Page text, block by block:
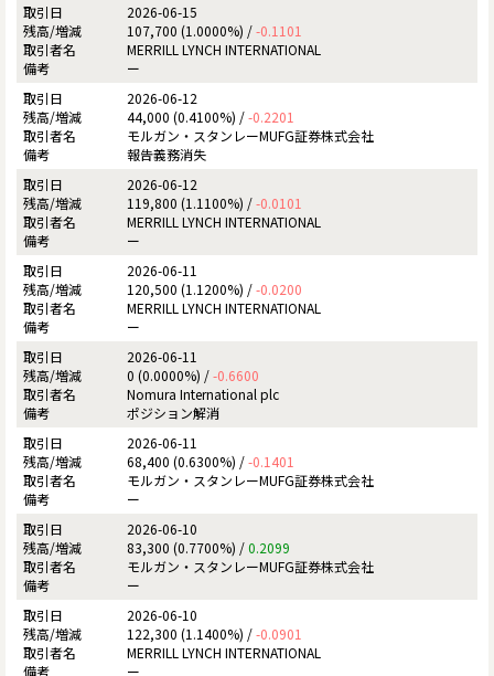
2026-06-15
107,700 (1.0000%) /-0.1101
MERRILL LYNCH INTERNATIONAL
ー
2026-06-12
44,000 (0.4100%) /-0.2201
モルガン・スタンレーMUFG証券株式会社
報告義務消失
2026-06-12
119,800 (1.1100%) /-0.0101
MERRILL LYNCH INTERNATIONAL
ー
2026-06-11
120,500 (1.1200%) /-0.0200
MERRILL LYNCH INTERNATIONAL
ー
2026-06-11
0 (0.0000%) /-0.6600
Nomura International plc
ポジション解消
2026-06-11
68,400 (0.6300%) /-0.1401
モルガン・スタンレーMUFG証券株式会社
ー
2026-06-10
83,300 (0.7700%) /0.2099
モルガン・スタンレーMUFG証券株式会社
ー
2026-06-10
122,300 (1.1400%) /-0.0901
MERRILL LYNCH INTERNATIONAL
ー